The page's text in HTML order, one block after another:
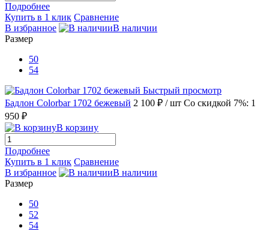
Подробнее
Купить в 1 клик Сравнение
В избранное
В наличии
Размер
50
54
Быстрый просмотр
Бадлон Colorbar 1702 бежевый 2 100 ₽ / шт Со скидкой 7%: 1
950 ₽
В корзину
Подробнее
Купить в 1 клик Сравнение
В избранное
В наличии
Размер
50
52
54